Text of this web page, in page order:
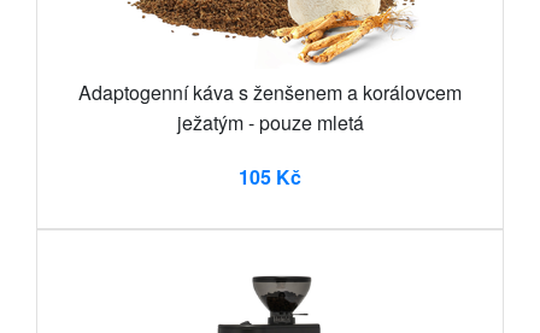
Adaptogenní káva s ženšenem a korálovcem
ježatým - pouze mletá
105 Kč